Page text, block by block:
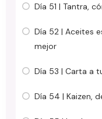
Día 51 | Tantra,
Día 52 | Aceites
mejor
Día 53 | Carta a
Día 54 | Kaizen,